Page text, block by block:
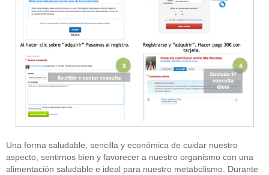
Una forma saludable, sencilla y económica de cuidar nuestro
aspecto, sentirnos bien y favorecer a nuestro organismo con una
alimentación saludable e ideal para nuestro metabolismo. Durante